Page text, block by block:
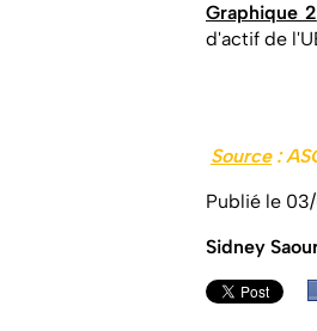
Graphique 2
d'actif de
Source:
Publié le
Sidney